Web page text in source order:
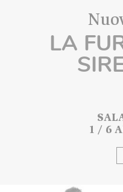
LA
1 / 6